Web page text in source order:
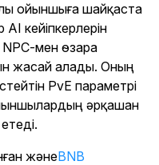
ойыншыға шайқаста
кейіпкерлерін
мен өзара
жасай алады. Оның
PvE параметрі
әрқашан
жәнеBNB